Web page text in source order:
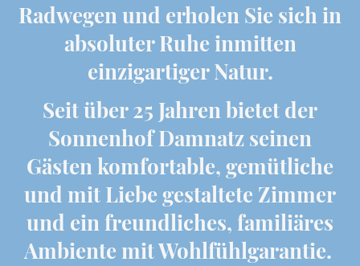
Radwegen und erholen Sie sich in
absoluter Ruhe inmitten
einzigartiger Natur.
Seit über 25 Jahren bietet der
Sonnenhof Damnatz seinen
Gästen komfortable, gemütliche
und mit Liebe gestaltete Zimmer
und ein freundliches, familiäres
Ambiente mit Wohlfühlgarantie.